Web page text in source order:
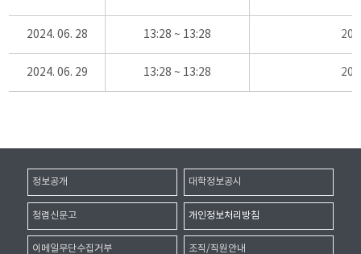
2024. 06. 28 13:28 ~ 13:28
2024. 06. 29 13:28 ~ 13:28
정보공개 대학정보공시
청렴신문고 개인정보처리방침
이메일무단수집거부 조직/직원안내